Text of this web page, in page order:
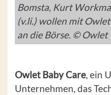
Bomsta, Kurt
(v.li.) wollen mit
an die Börse. © Owlet
Owlet Baby Care, ein
Unternehmen, das